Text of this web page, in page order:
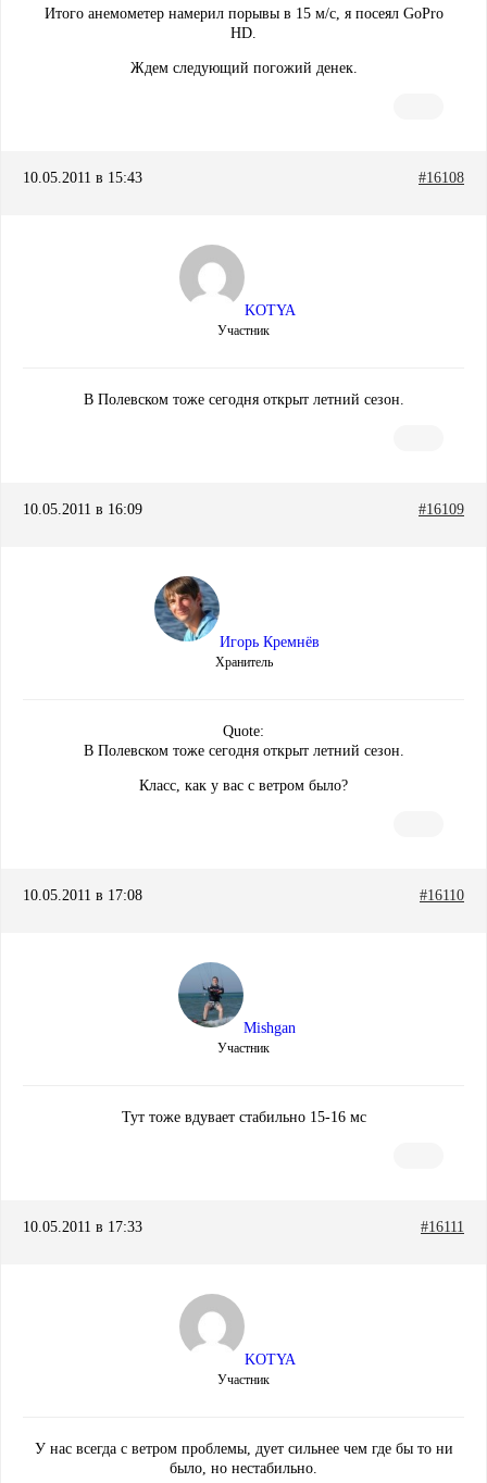
Итого анемометер намерил порывы в 15 м/с, я посеял GoPro
HD.
Ждем следующий погожий денек.
10.05.2011 в 15:43 #16108
KOTYA
Участник
В Полевском тоже сегодня открыт летний сезон.
10.05.2011 в 16:09 #16109
Игорь Кремнёв
Хранитель
Quote:
В Полевском тоже сегодня открыт летний сезон.
Класс, как у вас с ветром было?
10.05.2011 в 17:08 #16110
Mishgan
Участник
Тут тоже вдувает стабильно 15-16 мс
10.05.2011 в 17:33 #16111
KOTYA
Участник
У нас всегда с ветром проблемы, дует сильнее чем где бы то ни
было, но нестабильно.